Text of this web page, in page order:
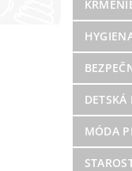
DETSKÁ
MÓDA